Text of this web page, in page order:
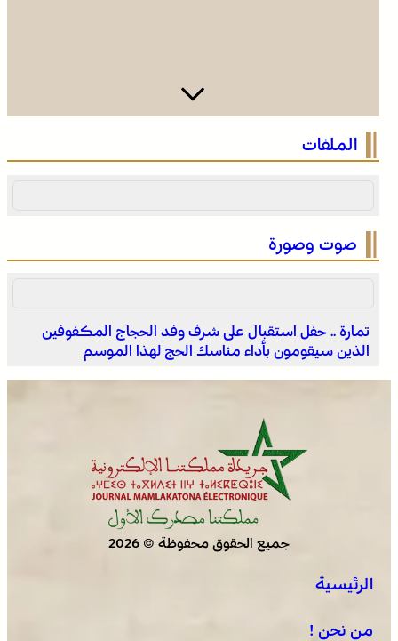
الصحراء المغربية .. كولومبيا تعلن تغييرا في موقفها وتعترف
بسيادة المغرب على صحرائه
الصحراء المغربية .. كولومبيا تعلن تغييرا في موقفها وتعترف
برقية تعزية ومواساة من أسرة جريدة “مملكتنا” إلى الأستاذ
الملفات
صوت وصورة
تمارة .. حفل استقبال على شرف وفد الحجاج المكفوفين
الذين سيقومون بأداء مناسك الحج لهذا الموسم
جميع الحقوق محفوظة © 2026
الرئيسية
من نحن !